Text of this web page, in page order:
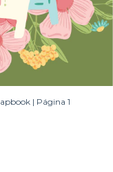
| Página 1